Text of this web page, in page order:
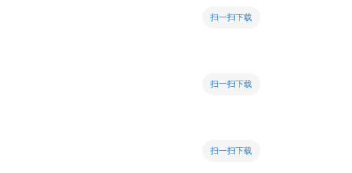
扫一扫下载
扫一扫下载
扫一扫下载